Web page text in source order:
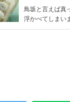
鳥坂と言えば真
浮かべてしまい